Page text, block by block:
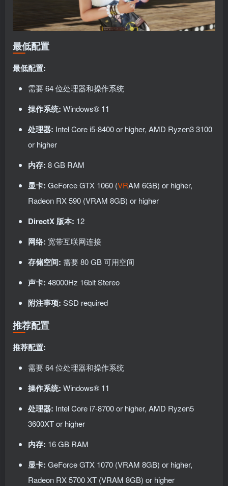
最低配置
最低配置:
需要 64 位处理器和操作系统
操作系统: Windows® 11
处理器: Intel Core i5-8400 or higher, AMD Ryzen3 3100
or higher
内存: 8 GB RAM
显卡: GeForce GTX 1060 (VRAM 6GB) or higher,
Radeon RX 590 (VRAM 8GB) or higher
DirectX 版本: 12
网络: 宽带互联网连接
存储空间: 需要 80 GB 可用空间
声卡: 48000Hz 16bit Stereo
附注事项: SSD required
推荐配置
推荐配置:
需要 64 位处理器和操作系统
操作系统: Windows® 11
处理器: Intel Core i7-8700 or higher, AMD Ryzen5
3600XT or higher
内存: 16 GB RAM
显卡: GeForce GTX 1070 (VRAM 8GB) or higher,
Radeon RX 5700 XT (VRAM 8GB) or higher